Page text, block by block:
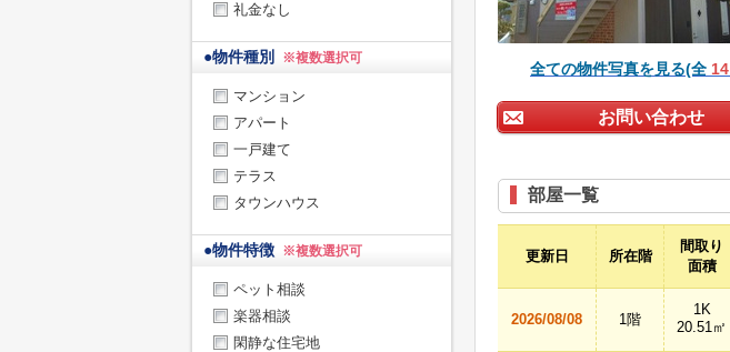
全ての物件写真を見る(全 14
お問い合わせ
部屋一覧
更新日 所在階
間取り
面積
2026/08/08 1階
1K
20.51㎡
礼金なし
●物件種別 ※複数選択可
マンション
アパート
一戸建て
テラス
タウンハウス
●物件特徴 ※複数選択可
ペット相談
楽器相談
閑静な住宅地